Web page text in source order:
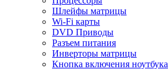
Шлейфы матрицы
Wi-Fi карты
DVD Приводы
Разъем питания
Инверторы матрицы
Кнопка включения ноутбука